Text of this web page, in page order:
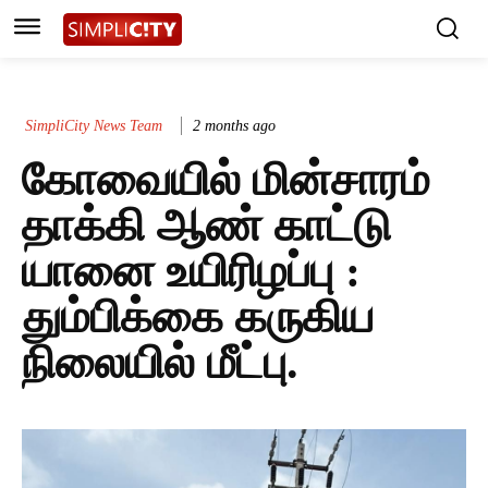
SimpliCity News Team 2 months ago
கோவையில் மின்சாரம்
தாக்கி ஆண் காட்டு
யானை உயிரிழப்பு :
தும்பிக்கை கருகிய
நிலையில் மீட்பு.